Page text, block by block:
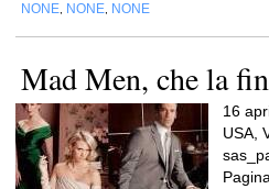
NONE NONE NONE
Mad Men, che la
16
USA,